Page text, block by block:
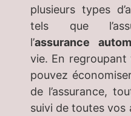
plusieurs types
tels que
l’assurance
vie. En regroupant
pouvez
de l’assurance,
suivi de toutes vos